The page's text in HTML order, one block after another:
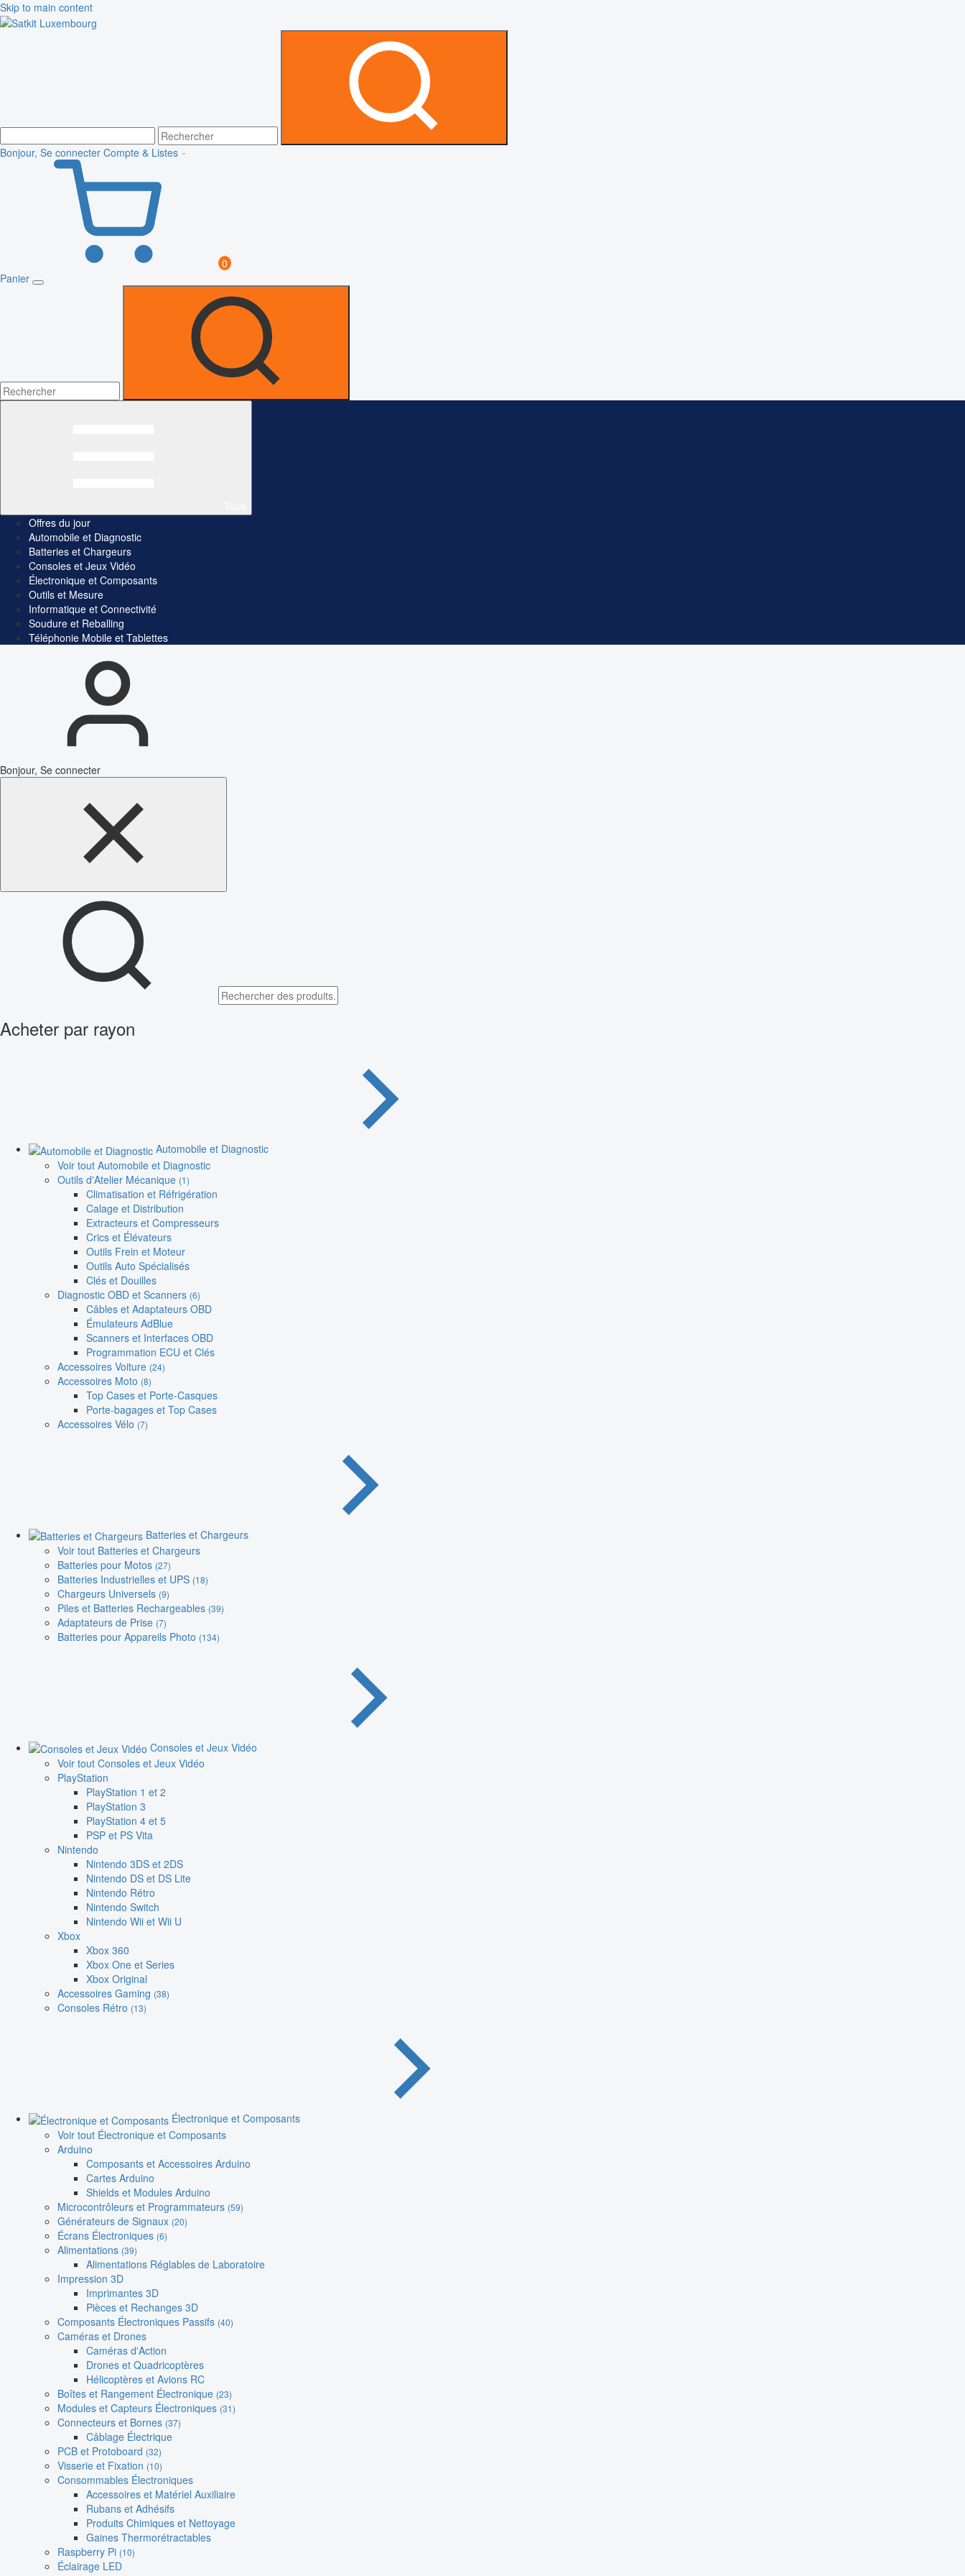
Skip to main content
Bonjour, Se connecter Compte & Listes
0
Panier
Offres du jour
Automobile et Diagnostic
Batteries et Chargeurs
Consoles et Jeux Vidéo
Électronique et Composants
Outils et Mesure
Informatique et Connectivité
Soudure et Reballing
Téléphonie Mobile et Tablettes
Bonjour, Se connecter
Acheter par rayon
Automobile et Diagnostic
Voir tout Automobile et Diagnostic
Outils d'Atelier Mécanique (1)
Climatisation et Réfrigération
Calage et Distribution
Extracteurs et Compresseurs
Crics et Élévateurs
Outils Frein et Moteur
Outils Auto Spécialisés
Clés et Douilles
Diagnostic OBD et Scanners (6)
Câbles et Adaptateurs OBD
Émulateurs AdBlue
Scanners et Interfaces OBD
Programmation ECU et Clés
Accessoires Voiture (24)
Accessoires Moto (8)
Top Cases et Porte-Casques
Porte-bagages et Top Cases
Accessoires Vélo (7)
Batteries et Chargeurs
Voir tout Batteries et Chargeurs
Batteries pour Motos (27)
Batteries Industrielles et UPS (18)
Chargeurs Universels (9)
Piles et Batteries Rechargeables (39)
Adaptateurs de Prise (7)
Batteries pour Appareils Photo (134)
Consoles et Jeux Vidéo
Voir tout Consoles et Jeux Vidéo
PlayStation
PlayStation 1 et 2
PlayStation 3
PlayStation 4 et 5
PSP et PS Vita
Nintendo
Nintendo 3DS et 2DS
Nintendo DS et DS Lite
Nintendo Rétro
Nintendo Switch
Nintendo Wii et Wii U
Xbox
Xbox 360
Xbox One et Series
Xbox Original
Accessoires Gaming (38)
Consoles Rétro (13)
Électronique et Composants
Voir tout Électronique et Composants
Arduino
Composants et Accessoires Arduino
Cartes Arduino
Shields et Modules Arduino
Microcontrôleurs et Programmateurs (59)
Générateurs de Signaux (20)
Écrans Électroniques (6)
Alimentations (39)
Alimentations Réglables de Laboratoire
Impression 3D
Imprimantes 3D
Pièces et Rechanges 3D
Composants Électroniques Passifs (40)
Caméras et Drones
Caméras d'Action
Drones et Quadricoptères
Hélicoptères et Avions RC
Boîtes et Rangement Électronique (23)
Modules et Capteurs Électroniques (31)
Connecteurs et Bornes (37)
Câblage Électrique
PCB et Protoboard (32)
Visserie et Fixation (10)
Consommables Électroniques
Accessoires et Matériel Auxiliaire
Rubans et Adhésifs
Produits Chimiques et Nettoyage
Gaines Thermorétractables
Raspberry Pi (10)
Éclairage LED